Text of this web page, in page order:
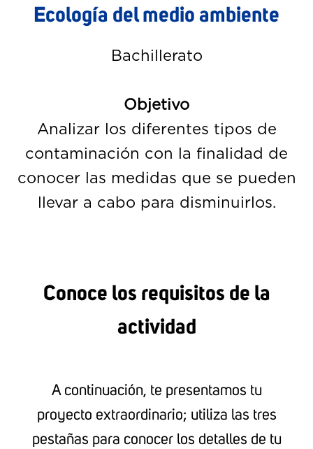
Ecología del medio ambiente
Bachillerato
Objetivo
Analizar los diferentes tipos de
contaminación con la finalidad de
conocer las medidas que se pueden
llevar a cabo para disminuirlos.
Conoce los requisitos de la
actividad
A continuación, te presentamos tu
proyecto extraordinario; utiliza las tres
pestañas para conocer los detalles de tu